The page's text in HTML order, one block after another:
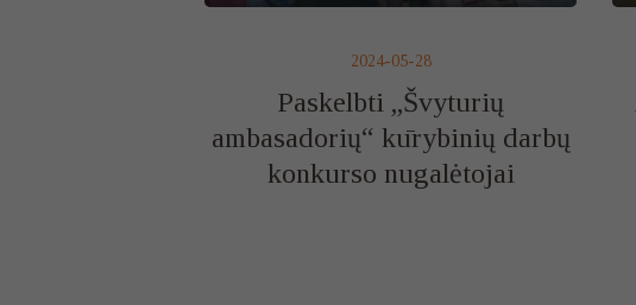
2024-05-28
Paskelbti „Švyturių
ambasadorių“ kūrybinių darbų
konkurso nugalėtojai